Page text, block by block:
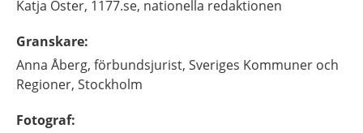
Katja Öster, 1177.se, nationella redaktionen
Granskare:
Anna Åberg, förbundsjurist, Sveriges Kommuner och
Regioner, Stockholm
Fotograf: